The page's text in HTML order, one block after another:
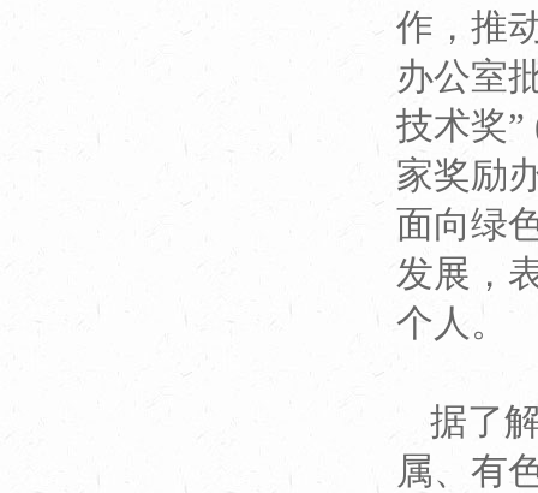
作，推
办公室
技术奖”
家奖励
面向绿
发展，
个人。
据了
属、有